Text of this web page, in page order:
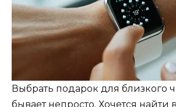
Выбрать подарок для близкого
бывает непросто. Хочется найти